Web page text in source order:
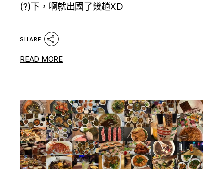
(?)下，啊就出國了幾趟XD
SHARE
READ MORE